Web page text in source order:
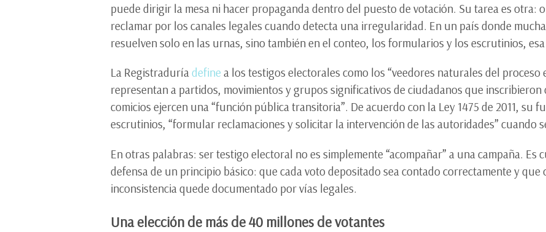
puede dirigir la mesa ni hacer propaganda dentro del puesto de votación. Su tarea es otra:
reclamar por los canales legales cuando detecta una irregularidad. En un país donde
resuelven solo en las urnas, sino también en el conteo, los formularios y los escrutinios,
La Registraduríadefinea los testigos electorales como los “veedores naturales del proceso
representan a partidos, movimientos y grupos significativos de ciudadanos que
comicios ejercen una “función pública transitoria”. De acuerdo con la Ley 1475 de 2011, su
escrutinios, “formular reclamaciones y solicitar la intervención de las autoridades” cuando
En otras palabras: ser testigo electoral no es simplemente “acompañar” a una campaña. Es
defensa de un principio básico: que cada voto depositado sea contado correctamente y
inconsistencia quede documentado por vías legales.
Una elección de más de 40 millones de votantes